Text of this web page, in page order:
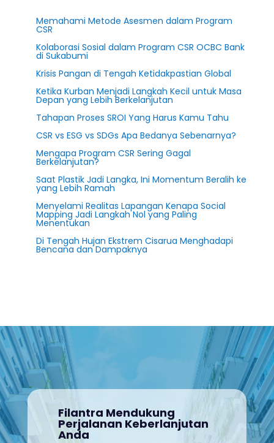
Memahami Metode Asesmen dalam Program
CSR
Kolaborasi Sosial dalam Program CSR OCBC Bank
di Sukabumi
Krisis Pangan di Tengah Ketidakpastian Global
Ketika Kurban Menjadi Langkah Kecil untuk Masa
Depan yang Lebih Berkelanjutan
Tahapan Proses SROI Yang Harus Kamu Tahu
CSR vs ESG vs SDGs Apa Bedanya Sebenarnya?
Mengapa Program CSR Sering Gagal
Berkelanjutan?
Saat Plastik Jadi Langka, Ini Momentum Beralih ke
yang Lebih Ramah
Menyelami Realitas Lapangan Kenapa Social
Mapping Jadi Langkah Nol yang Paling
Menentukan
Di Tengah Hujan Ekstrem Cisarua Menghadapi
Bencana dan Dampaknya
Filantra Mendukung
Perjalanan Keberlanjutan
Anda